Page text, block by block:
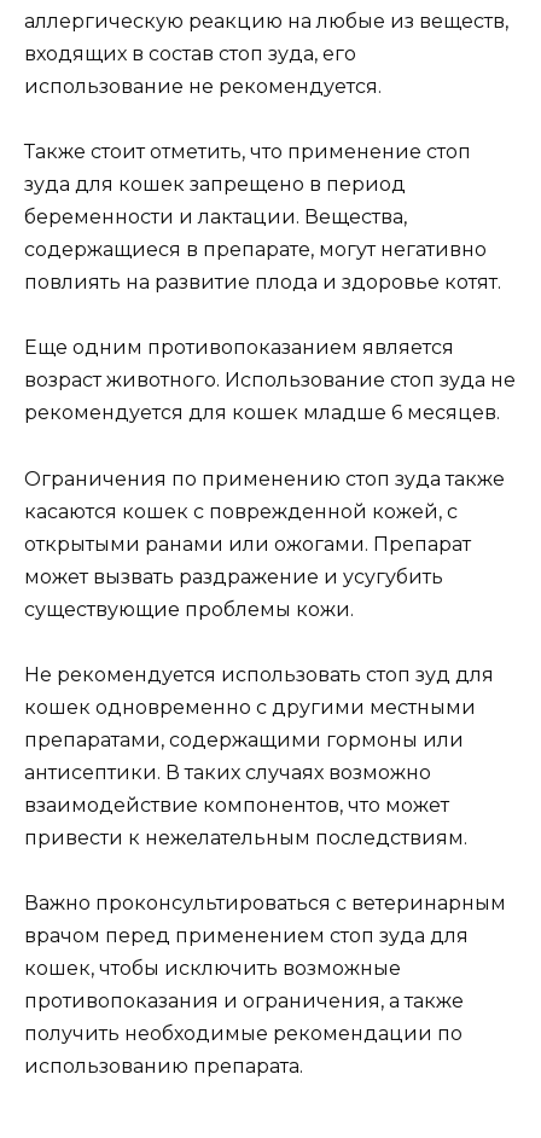
аллергическую реакцию на любые из веществ,
входящих в состав стоп зуда, его
использование не рекомендуется.
Также стоит отметить, что применение стоп
зуда для кошек запрещено в период
беременности и лактации. Вещества,
содержащиеся в препарате, могут негативно
повлиять на развитие плода и здоровье котят.
Еще одним противопоказанием является
возраст животного. Использование стоп зуда не
рекомендуется для кошек младше 6 месяцев.
Ограничения по применению стоп зуда также
касаются кошек с поврежденной кожей, с
открытыми ранами или ожогами. Препарат
может вызвать раздражение и усугубить
существующие проблемы кожи.
Не рекомендуется использовать стоп зуд для
кошек одновременно с другими местными
препаратами, содержащими гормоны или
антисептики. В таких случаях возможно
взаимодействие компонентов, что может
привести к нежелательным последствиям.
Важно проконсультироваться с ветеринарным
врачом перед применением стоп зуда для
кошек, чтобы исключить возможные
противопоказания и ограничения, а также
получить необходимые рекомендации по
использованию препарата.